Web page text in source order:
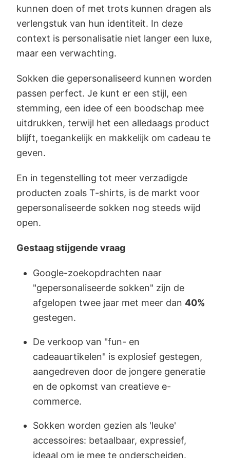
kunnen doen of met trots kunnen dragen als
verlengstuk van hun identiteit. In deze
context is personalisatie niet langer een luxe,
maar een verwachting.
Sokken die gepersonaliseerd kunnen worden
passen perfect. Je kunt er een stijl, een
stemming, een idee of een boodschap mee
uitdrukken, terwijl het een alledaags product
blijft, toegankelijk en makkelijk om cadeau te
geven.
En in tegenstelling tot meer verzadigde
producten zoals T-shirts, is de markt voor
gepersonaliseerde sokken nog steeds wijd
open.
Gestaag stijgende vraag
Google-zoekopdrachten naar
"gepersonaliseerde sokken" zijn de
afgelopen twee jaar met meer dan 40%
gestegen.
De verkoop van "fun- en
cadeauartikelen" is explosief gestegen,
aangedreven door de jongere generatie
en de opkomst van creatieve e-
commerce.
Sokken worden gezien als 'leuke'
accessoires: betaalbaar, expressief,
ideaal om je mee te onderscheiden.